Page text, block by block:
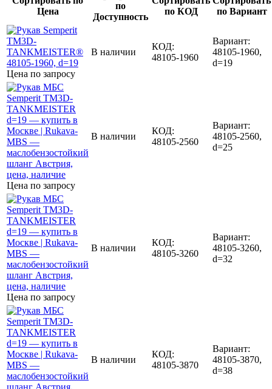
Цена
по
Доступность
по КОД
по Вариант
Цена по запросу
В наличии
КОД:
48105-1960
Вариант:
48105-1960,
d=19
Цена по запросу
В наличии
КОД:
48105-2560
Вариант:
48105-2560,
d=25
Цена по запросу
В наличии
КОД:
48105-3260
Вариант:
48105-3260,
d=32
В наличии
КОД:
48105-3870
Вариант:
48105-3870,
d=38